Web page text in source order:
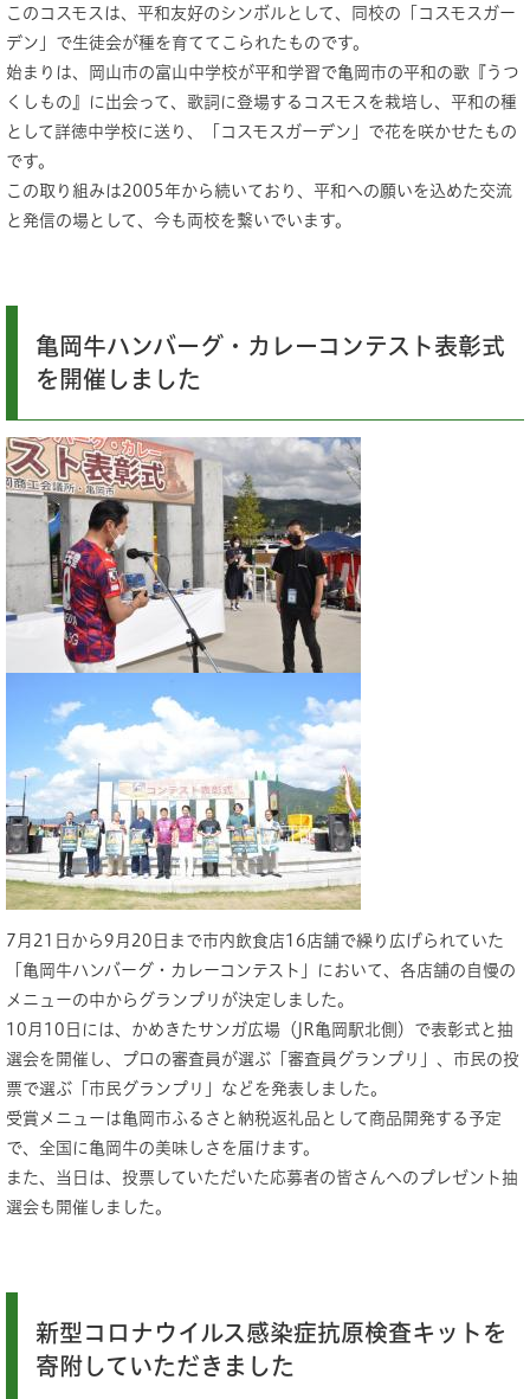
このコスモスは、平和友好のシンボルとして、同校の「コスモスガー
デン」で生徒会が種を育ててこられたものです。
始まりは、岡山市の富山中学校が平和学習で亀岡市の平和の歌『うつ
くしもの』に出会って、歌詞に登場するコスモスを栽培し、平和の種
として詳徳中学校に送り、「コスモスガーデン」で花を咲かせたもの
です。
この取り組みは2005年から続いており、平和への願いを込めた交流
と発信の場として、今も両校を繋いでいます。
亀岡牛ハンバーグ・カレーコンテスト表彰式
を開催しました
7月21日から9月20日まで市内飲食店16店舗で繰り広げられていた
「亀岡牛ハンバーグ・カレーコンテスト」において、各店舗の自慢の
メニューの中からグランプリが決定しました。
10月10日には、かめきたサンガ広場（JR亀岡駅北側）で表彰式と抽
選会を開催し、プロの審査員が選ぶ「審査員グランプリ」、市民の投
票で選ぶ「市民グランプリ」などを発表しました。
受賞メニューは亀岡市ふるさと納税返礼品として商品開発する予定
で、全国に亀岡牛の美味しさを届けます。
また、当日は、投票していただいた応募者の皆さんへのプレゼント抽
選会も開催しました。
新型コロナウイルス感染症抗原検査キットを
寄附していただきました